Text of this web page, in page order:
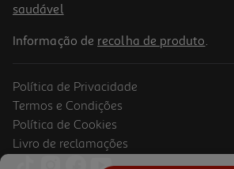
saudável
Informação de recolha de produto.
Política de Privacidade
Termos e Condições
Política de Cookies
Livro de reclamações